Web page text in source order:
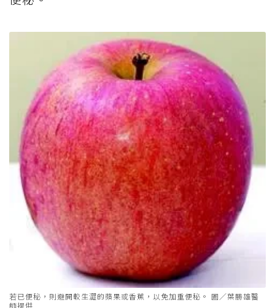
若已便秘，則避開較生澀的蘋果或香蕉，以免加重便秘。 圖／葉勝雄醫
師提供